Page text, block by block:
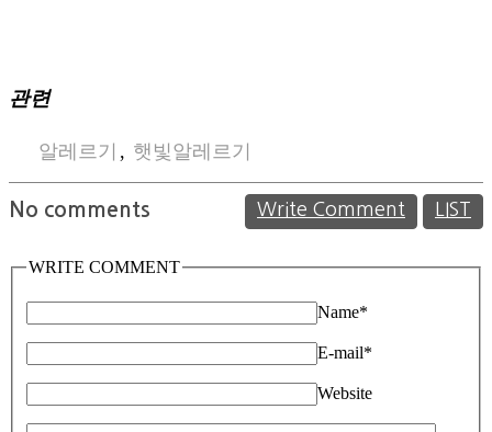
관련
알레르기 , 햇빛알레르기
No comments Write Comment LIST
WRITE COMMENT
Name*
E-mail*
Website